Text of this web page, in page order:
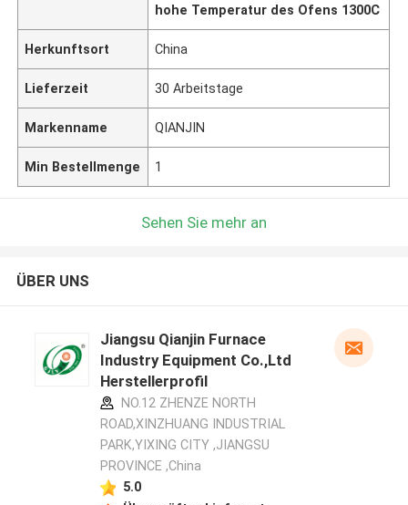
hohe Temperatur des Ofens 1300C
Herkunftsort China
Lieferzeit 30 Arbeitstage
Markenname QIANJIN
Min Bestellmenge 1
Sehen Sie mehr an
ÜBER UNS
Jiangsu Qianjin Furnace
Industry Equipment Co.,Ltd
Herstellerprofil
NO.12 ZHENZE NORTH
ROAD,XINZHUANG INDUSTRIAL
PARK,YIXING CITY ,JIANGSU
PROVINCE ,China
5.0